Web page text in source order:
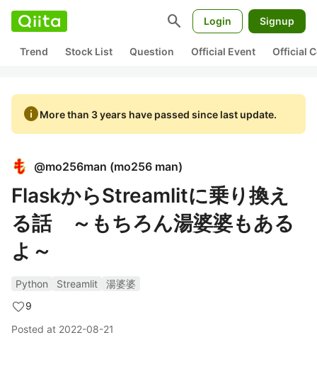
search Login Signup
Trend Stock List Question Official Event Official
infoMore than 3 years have passed since last update.
@mo256man (mo256 man)
FlaskからStreamlitに乗り換え
る話 ～もちろん湯婆婆もある
よ～
Python Streamlit
湯婆婆
9
Posted at 2022-08-21